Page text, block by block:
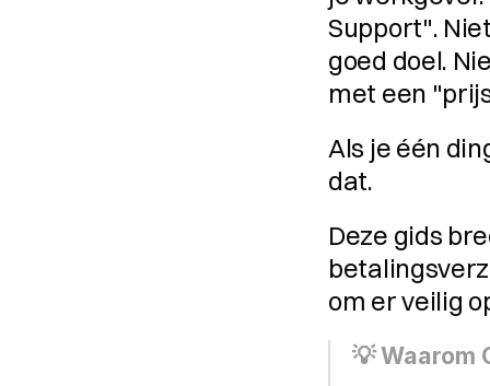
Support".
goed doel.
met een
Als je één
dat.
Deze gids
om er veilig
💡